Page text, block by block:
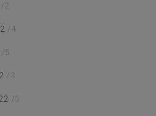
/2
/4
/5
/3
/5